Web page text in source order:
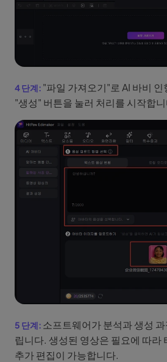
"파일 가져오기"로 AI 바비
"생성" 버튼을 눌러 처리를 시작합
소프트웨어가 분석과 생성
립니다. 생성된 영상은 필요에 따라
추가 편집이 가능합니다.